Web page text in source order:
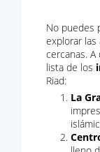
No puedes
explorar las
cercanas.
lista de los
Riad:
La